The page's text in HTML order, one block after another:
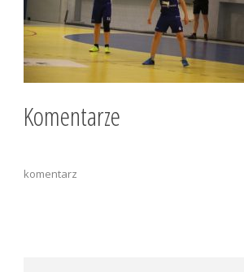
Komentarze
komentarz